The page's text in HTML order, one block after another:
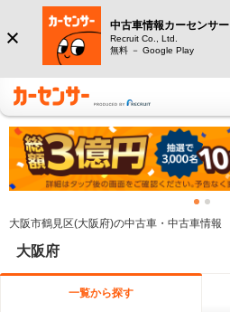
中古車情報カーセンサー
Recruit Co., Ltd.
無料 － Google Play
大阪市鶴見区(大阪府)の中古車・中古車情報
大阪府
一覧から探す